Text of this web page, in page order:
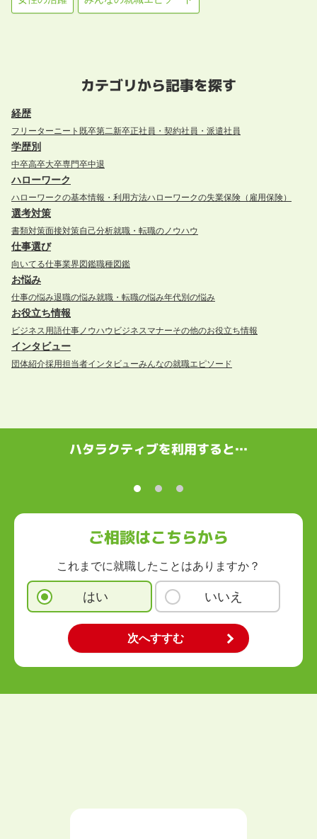
カテゴリから記事を探す
経歴
フリーターニート 既卒第二新卒正社員・契約社員・派遣社員
学歴別
中卒高卒大卒専門卒中退
ハローワーク
ハローワークの基本情報・利用方法ハローワークの失業保険（雇用保険）
選考対策
書類対策面接対策自己分析就職・転職のノウハウ
仕事選び
向いてる仕事業界図鑑職種図鑑
お悩み
仕事の悩み退職の悩み就職・転職の悩み年代別の悩み
お役立ち情報
ビジネス用語仕事ノウハウ ビジネスマナーその他のお役立ち情報
インタビュー
団体紹介採用担当者インタビューみんなの就職エピソード
ハタラクティブを利用すると…
ご相談はこちらから
これまでに就職したことはありますか？
はい いいえ